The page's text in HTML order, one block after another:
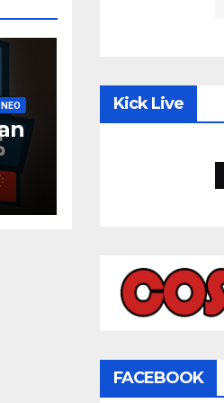
Kick Live
FACEBOOK